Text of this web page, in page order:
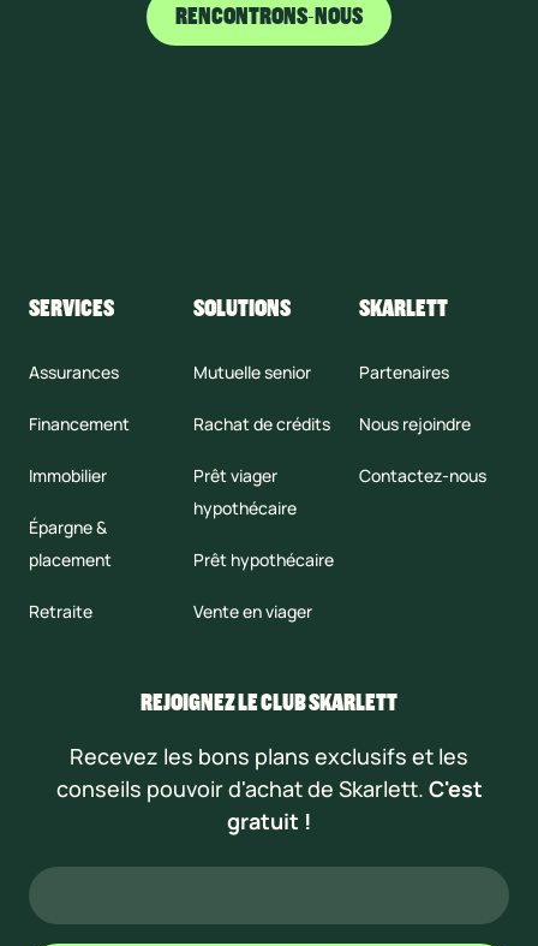
RENCONTRONS-NOUS
SERVICES
Assurances
Financement
Immobilier
Épargne &
placement
Retraite
SOLUTIONS
Mutuelle senior
Rachat de crédits
Prêt viager
hypothécaire
Prêt hypothécaire
Vente en viager
SKARLETT
Partenaires
Nous rejoindre
Contactez-nous
REJOIGNEZ LE CLUB SKARLETT
Recevez les bons plans exclusifs et les
conseils pouvoir d'achat de Skarlett. C'est
gratuit !